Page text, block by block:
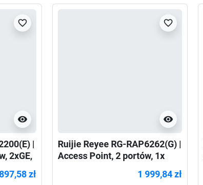
visibility
favorite_border
|
2xGE,
zł
visibility
favorite_border
Ruijie Reyee RG-RAP6262(G) |
Access Point, 2 portów, 1x
2,4Ghz/5GHz, AX1775, 1x12V
1 999,84 zł